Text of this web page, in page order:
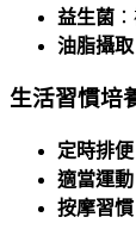
益生菌
油脂攝取
生活習慣培
定時排便
適當運動
按摩習慣